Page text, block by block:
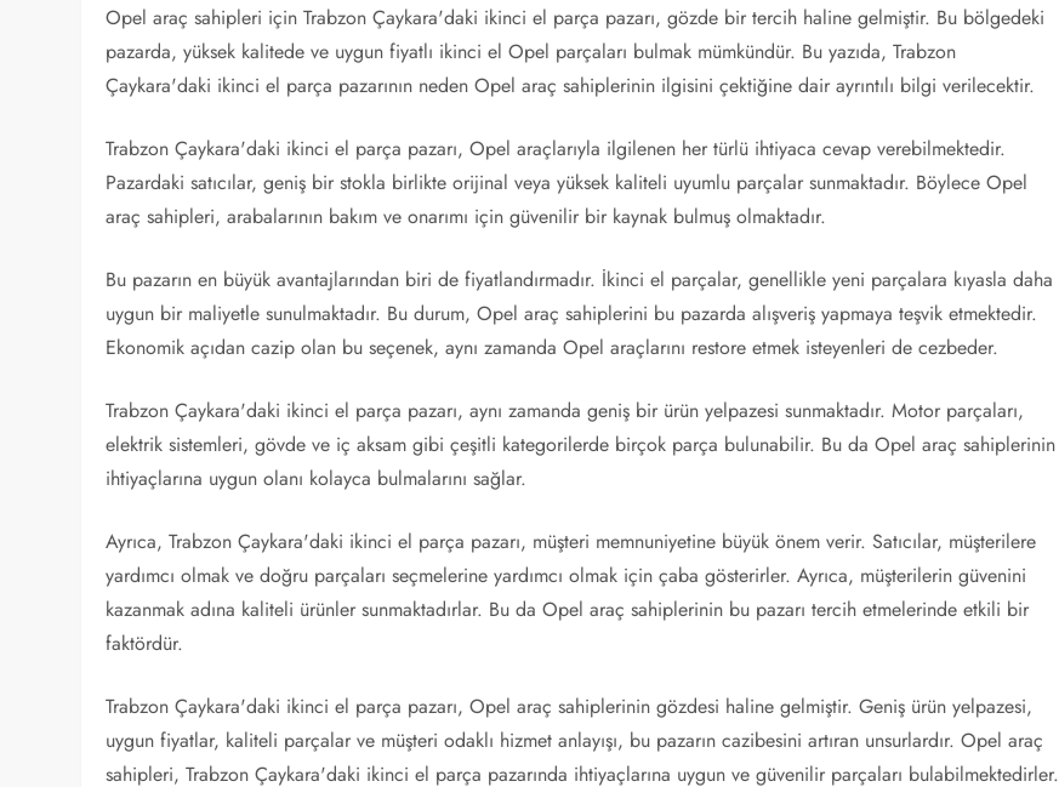
Opel araç sahipleri için Trabzon Çaykara'daki ikinci el parça pazarı, gözde bir tercih haline gelmiştir. Bu bölgedeki
pazarda, yüksek kalitede ve uygun fiyatlı ikinci el Opel parçaları bulmak mümkündür. Bu yazıda, Trabzon
Çaykara'daki ikinci el parça pazarının neden Opel araç sahiplerinin ilgisini çektiğine dair ayrıntılı bilgi verilecektir.
Trabzon Çaykara'daki ikinci el parça pazarı, Opel araçlarıyla ilgilenen her türlü ihtiyaca cevap verebilmektedir.
Pazardaki satıcılar, geniş bir stokla birlikte orijinal veya yüksek kaliteli uyumlu parçalar sunmaktadır. Böylece Opel
araç sahipleri, arabalarının bakım ve onarımı için güvenilir bir kaynak bulmuş olmaktadır.
Bu pazarın en büyük avantajlarından biri de fiyatlandırmadır. İkinci el parçalar, genellikle yeni parçalara kıyasla daha
uygun bir maliyetle sunulmaktadır. Bu durum, Opel araç sahiplerini bu pazarda alışveriş yapmaya teşvik etmektedir.
Ekonomik açıdan cazip olan bu seçenek, aynı zamanda Opel araçlarını restore etmek isteyenleri de cezbeder.
Trabzon Çaykara'daki ikinci el parça pazarı, aynı zamanda geniş bir ürün yelpazesi sunmaktadır. Motor parçaları,
elektrik sistemleri, gövde ve iç aksam gibi çeşitli kategorilerde birçok parça bulunabilir. Bu da Opel araç sahiplerinin
ihtiyaçlarına uygun olanı kolayca bulmalarını sağlar.
Ayrıca, Trabzon Çaykara'daki ikinci el parça pazarı, müşteri memnuniyetine büyük önem verir. Satıcılar, müşterilere
yardımcı olmak ve doğru parçaları seçmelerine yardımcı olmak için çaba gösterirler. Ayrıca, müşterilerin güvenini
kazanmak adına kaliteli ürünler sunmaktadırlar. Bu da Opel araç sahiplerinin bu pazarı tercih etmelerinde etkili bir
faktördür.
Trabzon Çaykara'daki ikinci el parça pazarı, Opel araç sahiplerinin gözdesi haline gelmiştir. Geniş ürün yelpazesi,
uygun fiyatlar, kaliteli parçalar ve müşteri odaklı hizmet anlayışı, bu pazarın cazibesini artıran unsurlardır. Opel araç
sahipleri, Trabzon Çaykara'daki ikinci el parça pazarında ihtiyaçlarına uygun ve güvenilir parçaları bulabilmektedirler.